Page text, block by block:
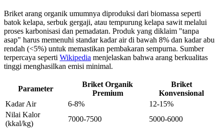
Briket arang organik umumnya diproduksi dari biomassa seperti
batok kelapa, serbuk gergaji, atau tempurung kelapa sawit melalui
proses karbonisasi dan pemadatan. Produk yang diklaim "tanpa
asap" harus memenuhi standar kadar air di bawah 8% dan kadar abu
rendah (<5%) untuk memastikan pembakaran sempurna. Sumber
terpercaya seperti Wikipedia menjelaskan bahwa arang berkualitas
tinggi menghasilkan emisi minimal.
Parameter
Briket Organik
Premium
Briket
Konvensional
Kadar Air
6-8%
12-15%
Nilai Kalor
(kkal/kg)
7000-7500
5000-6000